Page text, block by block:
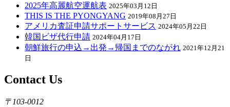
2025年高麗航空運航表 2025年03月12日
THIS IS THE PYONGYANG 2019年08月27日
アメリカ査証申請サポートサービス 2024年05月22日
韓国ビザ代行申請 2024年04月17日
朝鮮旅行の申込→出発→帰国までのながれ 2021年12月21
日
Contact Us
〒103-0012